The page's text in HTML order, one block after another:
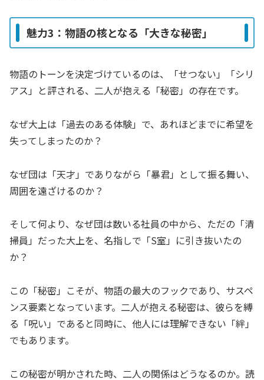
魅力3：物語の核となる「大きな秘密」
物語のトーンを決定づけているのは、「せつない」「シリ
アス」と評される、二人が抱える「秘密」の存在です。
なぜ大上は「過去のある体験」で、あれほどまでに希望を
失ってしまったのか？
なぜ団は「天才」でありながら「暴君」として振る舞い、
周囲を遠ざけるのか？
そして何より、なぜ団は数いる社員の中から、ただの「清
掃員」だった大上を、名指しで「S室」に引き抜いたの
か？
この「秘密」こそが、物語の最大のフックであり、サスペ
ンス要素となっています。二人が抱える秘密は、彼らを縛
る「呪い」であると同時に、他人には理解できない「絆」
でもあります。
この秘密が明かされた時、二人の関係はどうなるのか。読